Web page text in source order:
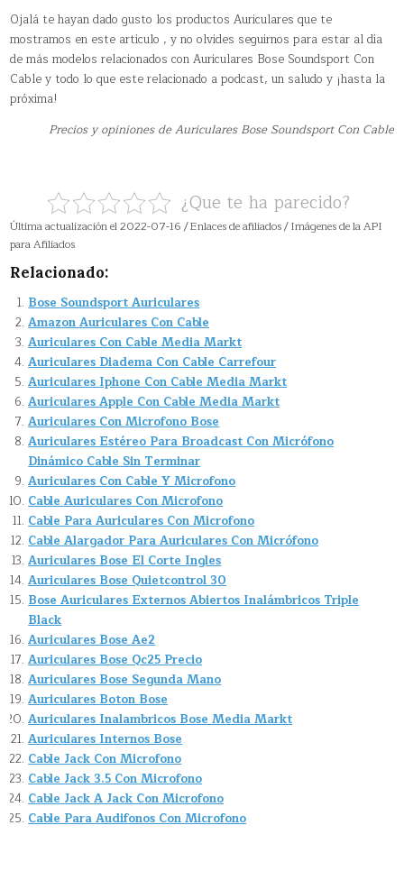
Ojalá te hayan dado gusto los productos Auriculares que te
mostramos en este articulo , y no olvides seguirnos para estar al día
de más modelos relacionados con Auriculares Bose Soundsport Con
Cable y todo lo que este relacionado a podcast, un saludo y ¡hasta la
próxima!
Precios y opiniones de Auriculares Bose Soundsport Con Cable
¿Que te ha parecido?
Última actualización el 2022-07-16 / Enlaces de afiliados / Imágenes de la API
para Afiliados
Relacionado:
Bose Soundsport Auriculares
Amazon Auriculares Con Cable
Auriculares Con Cable Media Markt
Auriculares Diadema Con Cable Carrefour
Auriculares Iphone Con Cable Media Markt
Auriculares Apple Con Cable Media Markt
Auriculares Con Microfono Bose
Auriculares Estéreo Para Broadcast Con Micrófono
Dinámico Cable Sin Terminar
Auriculares Con Cable Y Microfono
Cable Auriculares Con Microfono
Cable Para Auriculares Con Microfono
Cable Alargador Para Auriculares Con Micrófono
Auriculares Bose El Corte Ingles
Auriculares Bose Quietcontrol 30
Bose Auriculares Externos Abiertos Inalámbricos Triple
Black
Auriculares Bose Ae2
Auriculares Bose Qc25 Precio
Auriculares Bose Segunda Mano
Auriculares Boton Bose
Auriculares Inalambricos Bose Media Markt
Auriculares Internos Bose
Cable Jack Con Microfono
Cable Jack 3.5 Con Microfono
Cable Jack A Jack Con Microfono
Cable Para Audifonos Con Microfono